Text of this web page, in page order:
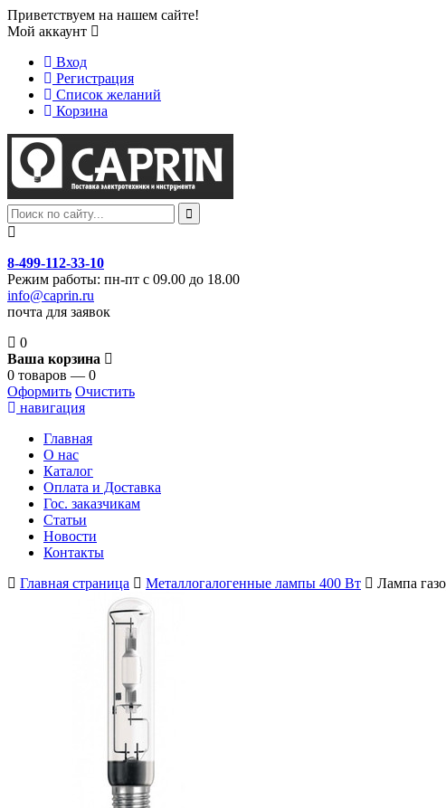
Приветствуем на нашем сайте!
Мой аккаунт
Вход
Регистрация
Список желаний
Корзина
8-499-112-33-10
Режим работы: пн-пт с 09.00 до 18.00
info@caprin.ru
почта для заявок
0
Ваша корзина
0 товаров — 0
Оформить Очистить
навигация
Главная
О нас
Каталог
Оплата и Доставка
Гос. заказчикам
Статьи
Новости
Контакты
Главная страница
Металлогалогенные лампы 400 Вт Лампа